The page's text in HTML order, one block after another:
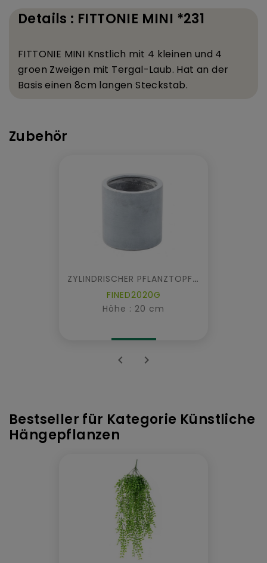
Details : FITTONIE MINI *231
FITTONIE MINI Knstlich mit 4 kleinen und 4
groen Zweigen mit Tergal-Laub. Hat an der
Basis einen 8cm langen Steckstab.
Zubehör
ZYLINDRISCHER PFLANZTOPF FIBER
FINED2020G
Höhe : 20 cm
 
Bestseller für Kategorie Künstliche
Hängepflanzen